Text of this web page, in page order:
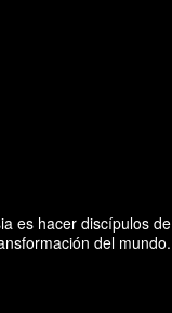
es hacer discípulos de
del mundo.